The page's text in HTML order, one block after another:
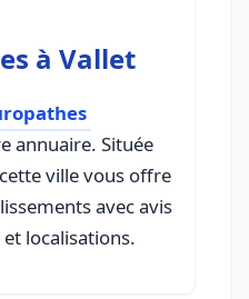
à Vallet
annuaire. Située
ville vous offre
avec avis
localisations.